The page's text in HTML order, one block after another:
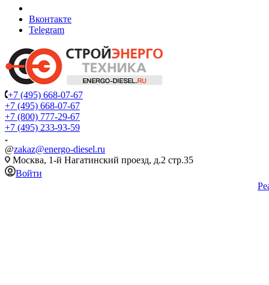
Вконтакте
Telegram
+7 (495) 668-07-67
+7 (495) 668-07-67
+7 (800) 777-29-67
+7 (495) 233-93-59
@zakaz@energo-diesel.ru
Москва, 1-й Нагатинский проезд, д.2 стр.35
Войти